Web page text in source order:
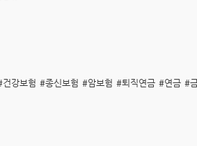
건강보험 #종신보험 #암보험 #퇴직연금 #연금 #